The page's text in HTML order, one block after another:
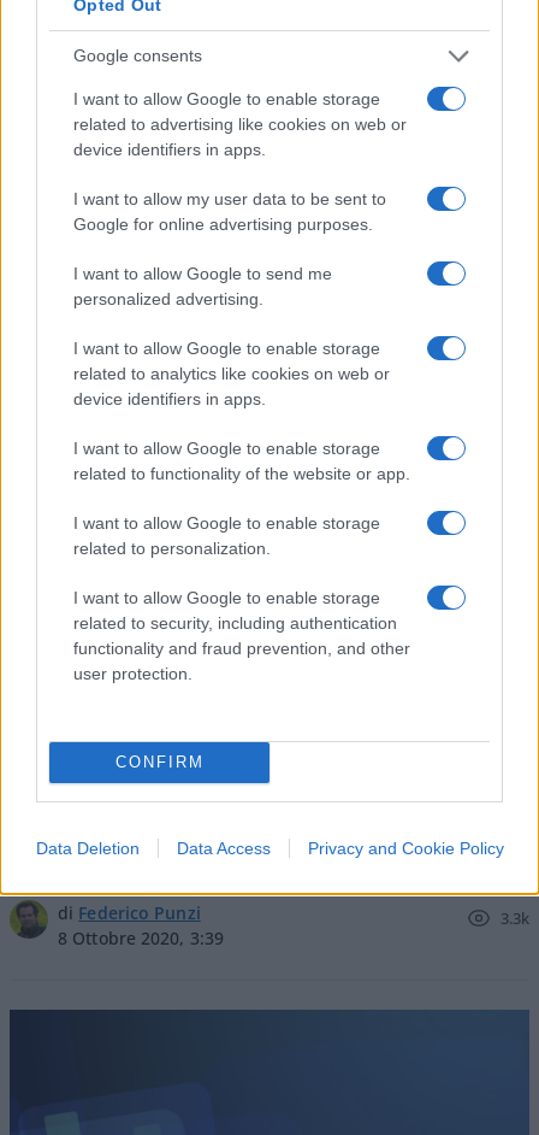
Opted Out
Google consents
I want to allow Google to enable storage
related to advertising like cookies on web or
device identifiers in apps.
I want to allow my user data to be sent to
Google for online advertising purposes.
I want to allow Google to send me
personalized advertising.
I want to allow Google to enable storage
related to analytics like cookies on web or
device identifiers in apps.
I want to allow Google to enable storage
related to functionality of the website or app.
I want to allow Google to enable storage
related to personalization.
I want to allow Google to enable storage
related to security, including authentication
functionality and fraud prevention, and other
user protection.
CONFIRM
Data Deletion Data Access Privacy and Cookie Policy
La Campagna Clinton ha spiato Trump,
da candidato e da presidente, per
fabbricare il Russiagate
16 Febbraio 2022, 3:52
Ecco la smoking gun: la collusione
Trump-Russia una bufala cucinata
dalla Clinton con la complicità di
Obama
di Federico Punzi
8 Ottobre 2020, 3:39
3.3k